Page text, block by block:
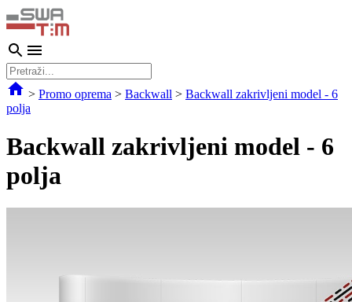
> Promo oprema > Backwall > Backwall zakrivljeni model - 6
polja
Backwall zakrivljeni model - 6
polja